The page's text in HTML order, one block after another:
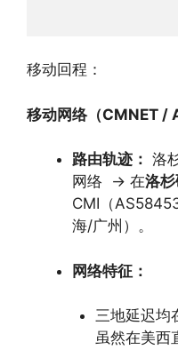
移动回程：
移动网络（CMNET /
路由轨迹： 洛
网络 → 在洛
CMI（
海/广州）。
网络特征：
三地延迟均
虽然在美西